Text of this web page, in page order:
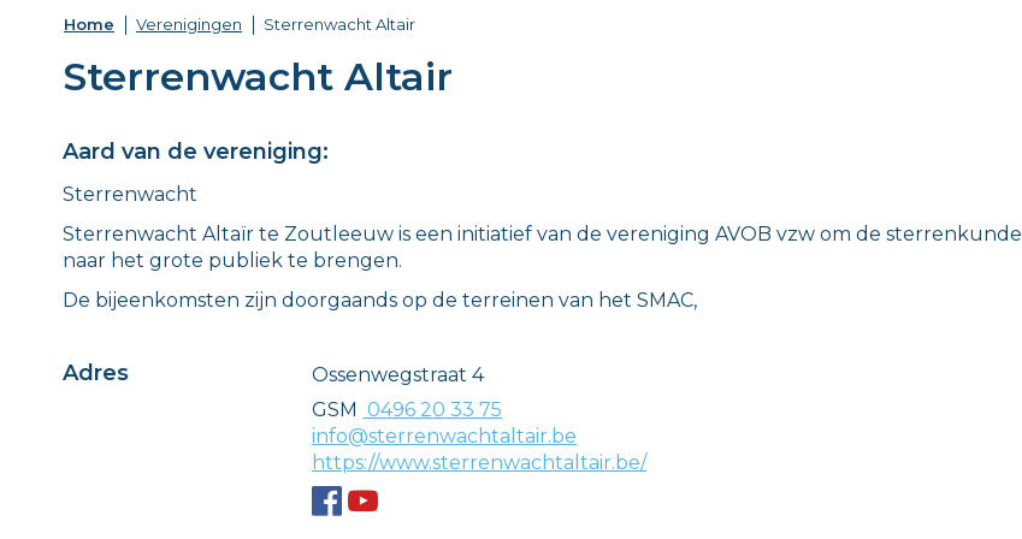
Home Verenigingen Sterrenwacht Altair
Sterrenwacht Altair
Aard van de vereniging:
Sterrenwacht
Sterrenwacht Altaïr te Zoutleeuw is een initiatief van de vereniging AVOB vzw om de sterrenkunde
naar het grote publiek te brengen.
De bijeenkomsten zijn doorgaands op de terreinen van het SMAC,
Adres Adres
Ossenwegstraat 4
GSM 0496 20 33 75
E-
mail
info@sterrenwachtaltair.be
Website
https://www.sterrenwachtaltair.be/
Facebook
Youtube